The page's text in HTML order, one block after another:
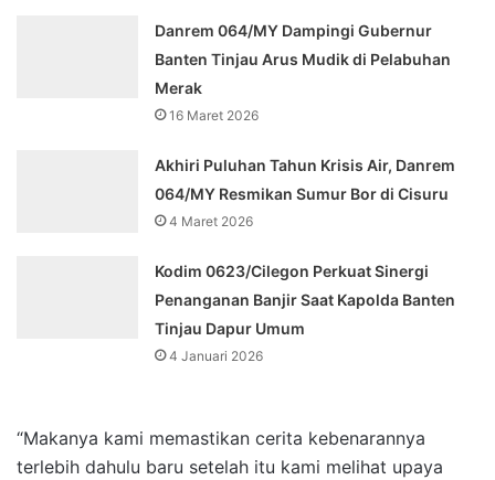
Danrem 064/MY Dampingi Gubernur
Banten Tinjau Arus Mudik di Pelabuhan
Merak
16 Maret 2026
Akhiri Puluhan Tahun Krisis Air, Danrem
064/MY Resmikan Sumur Bor di Cisuru
4 Maret 2026
Kodim 0623/Cilegon Perkuat Sinergi
Penanganan Banjir Saat Kapolda Banten
Tinjau Dapur Umum
4 Januari 2026
“Makanya kami memastikan cerita kebenarannya
terlebih dahulu baru setelah itu kami melihat upaya